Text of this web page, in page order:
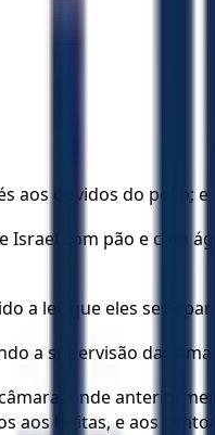
aos ouvidos do
Israel com pão e com
a lei, que eles se
a supervisão da
onde
aos levitas, e aos